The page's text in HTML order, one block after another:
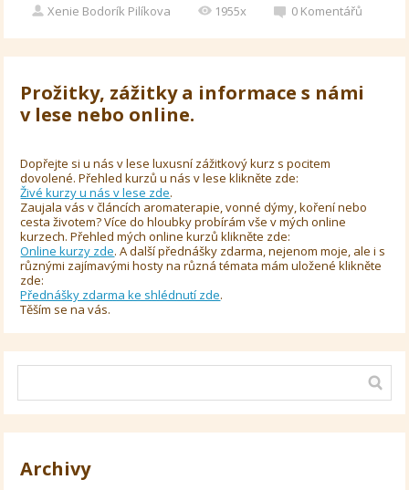
Xenie Bodorík Pilíkova 1955x 0 Komentářů
Prožitky, zážitky a informace s námi
v lese nebo online.
Dopřejte si u nás v lese luxusní zážitkový kurz s pocitem
dovolené. Přehled kurzů u nás v lese klikněte zde:
Živé kurzy u nás v lese zde.
Zaujala vás v článcích aromaterapie, vonné dýmy, koření nebo
cesta životem? Více do hloubky probírám vše v mých online
kurzech. Přehled mých online kurzů klikněte zde:
Online kurzy zde. A další přednášky zdarma, nejenom moje, ale i s
různými zajímavými hosty na různá témata mám uložené klikněte
zde:
Přednášky zdarma ke shlédnutí zde.
Těším se na vás.
Archivy